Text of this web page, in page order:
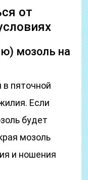
от
мозоль на
пяточной
Если
будет
мозоль
и ношения